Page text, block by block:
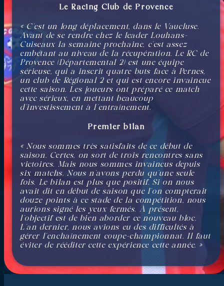
Le Racing Club de Provence
« C’est un long déplacement, dans le Vaucluse.
Avant de se rendre chez le leader Louhans-
Cuiseaux la semaine prochaine, c’est assez
embêtant au niveau de la récupération. Le RC de
Provence (Départemental 2) est une équipe
sérieuse, qui a inscrit quatre buts face à Pernes,
un club de Régional 2 et qui est encore invaincue
cette saison. Les joueurs ont préparé ce match
avec sérieux, en mettant beaucoup
d’investissement à l’entraînement.
Premier bilan
« Nous sommes très satisfaits de ce début de
saison. Certes, on sort de trois rencontres sans
victoires. Mais nous sommes invaincus depuis
six matchs. Nous n’avons perdu qu’une seule
fois. Le bilan est plus que positif. Si on nous
avait dit en début de saison que l’on compterait
douze points à ce stade de la compétition, nous
aurions signé les yeux fermés. À présent,
l’objectif est de bien aborder ce nouveau bloc.
L’an dernier, nous avions eu des difficultés à
gérer l’enchaînement coupe-championnat. Il faut
éviter de rééditer cette expérience cette année. »